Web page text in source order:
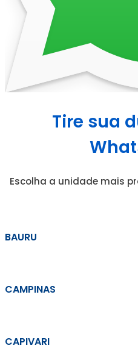
Tire sua
Escolha a unidade mais
BAURU
CAMPINAS
CAPIVARI